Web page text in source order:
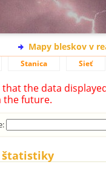
Mapy bleskov v
Stanica Sieť
that the data
the future.
štatistiky